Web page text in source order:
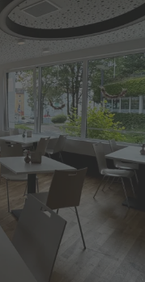
Platz für größere
den
zum
am 17.04.2025